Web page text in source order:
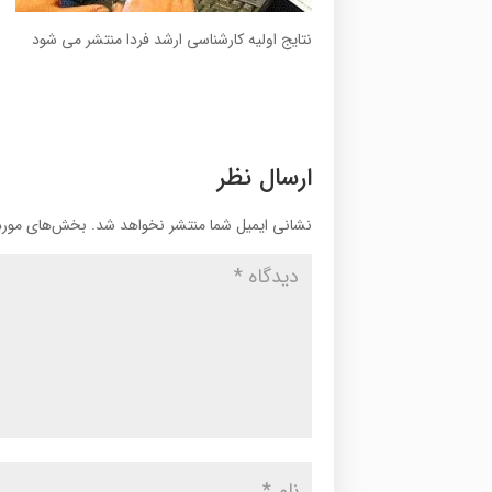
نتایج اولیه کارشناسی ارشد فردا منتشر می شود
ارسال نظر
نشانی ایمیل شما منتشر نخواهد شد. بخش‌های